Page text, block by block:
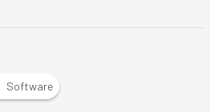
Software